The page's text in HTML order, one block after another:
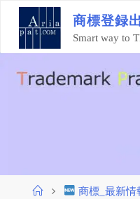
ン
商標登録出
Smart way to
ホ
商標_最新情